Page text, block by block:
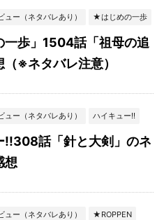
ュー（ネタバレあり） ★はじめの一歩
一歩」1504話「祖母の追
※ネタバレ注意）
ュー（ネタバレあり） ハイキュー!!
!!308話「針と大剣」のネ
想
ュー（ネタバレあり） ★ROPPEN